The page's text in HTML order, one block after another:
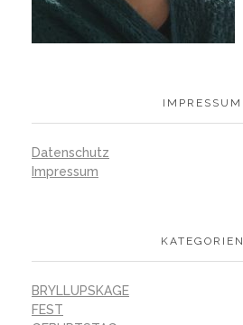
IMPRESSUM
Datenschutz
Impressum
KATEGORIEN
BRYLLUPSKAGE
FEST